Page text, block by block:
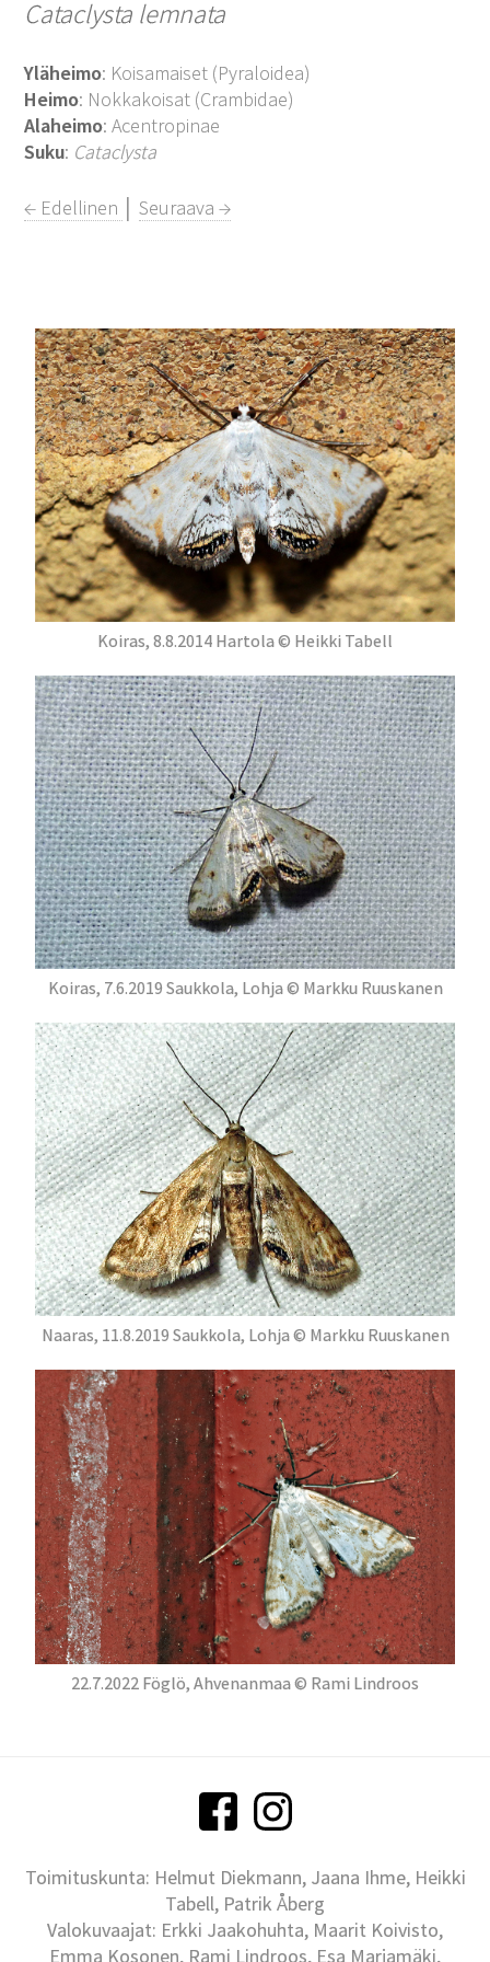
Cataclysta lemnata
Yläheimo: Koisamaiset (Pyraloidea)
Heimo: Nokkakoisat (Crambidae)
Alaheimo: Acentropinae
Suku: Cataclysta
← Edellinen │Seuraava →
Koiras, 8.8.2014 Hartola © Heikki Tabell
Koiras, 7.6.2019 Saukkola, Lohja © Markku Ruuskanen
Naaras, 11.8.2019 Saukkola, Lohja © Markku Ruuskanen
22.7.2022 Föglö, Ahvenanmaa © Rami Lindroos
Toimituskunta: Helmut Diekmann, Jaana Ihme, Heikki
Tabell, Patrik Åberg
Valokuvaajat: Erkki Jaakohuhta, Maarit Koivisto,
Emma Kosonen, Rami Lindroos, Esa Marjamäki,